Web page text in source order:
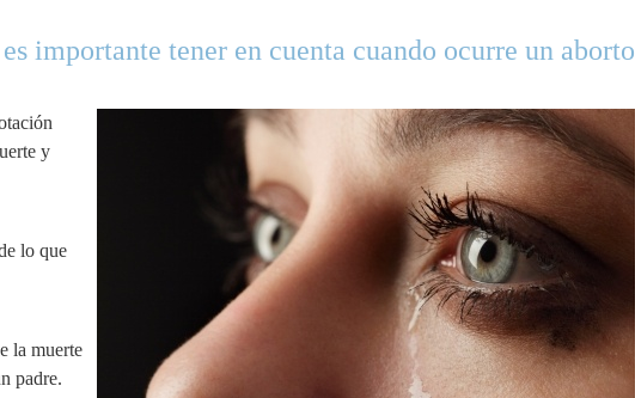
importante tener en cuenta cuando ocurre un aborto
y
lo que
la muerte
padre.